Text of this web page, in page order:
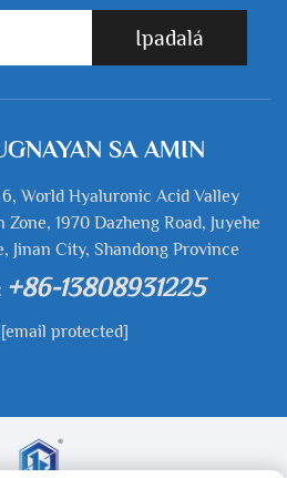
Ipadalá
SA AMIN
World Hyaluronic Acid Valley
1970 Dazheng Road, Juyehe
Jinan City, Shandong Province
+86-13808931225
[email protected]